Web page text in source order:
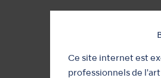
Ce site internet est
professionnels de